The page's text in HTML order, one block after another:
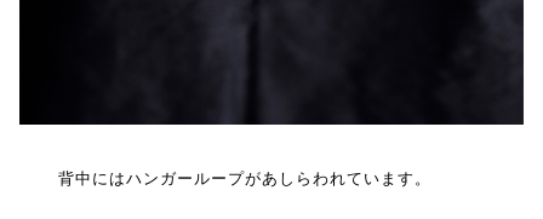
背中にはハンガーループがあしらわれています。